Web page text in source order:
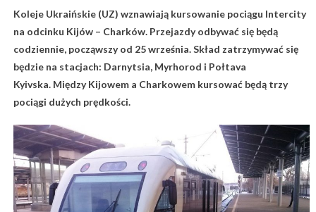
Koleje Ukraińskie (UZ) wznawiają kursowanie pociągu Intercity
na odcinku Kijów – Charków. Przejazdy odbywać się będą
codziennie, począwszy od 25 września. Skład zatrzymywać się
będzie na stacjach: Darnytsia, Myrhorod i Połtava
Kyivska. Między Kijowem a Charkowem kursować będą trzy
pociągi dużych prędkości.